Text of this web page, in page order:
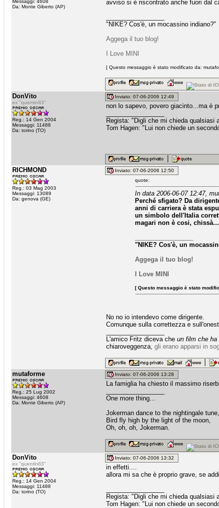
Messaggi: 4608
Da: Monte Giberto (AP)
avviso si è riscontrato anche fuori dal
"NIKE? Cos'è, un mocassino indiano?"
Aggega il tuo blog!
I Love MINI
[ Questo messaggio è stato modificato da:
DonVito
ex "quentin83"
Reg.: 14 Gen 2004
Messaggi: 11488
Da: torino (TO)
Inviato: 07-06-2006 12:49
non lo sapevo, povero giacinto...ma è
Regista: "Digli che mi chieda qualsiasi
Tom Hagen: "Lui non chiede un
RICHMOND
Reg.: 03 Mag 2003
Messaggi: 13089
Da: genova (GE)
Inviato: 07-06-2006 12:50
quote:
In data 2006-06-07 12:47,
Perché sfigato? Da
anni di carriera è stata
un simbolo dell'Italia
magari non è cosi, chissà...
"NIKE? Cos'è, un
Aggega il tuo blog!
I Love MINI
[ Questo messaggio è stato
No no io intendevo come dirigente.
Comunque sulla correttezza e
L'amico Fritz diceva che un film che ha
chiaroveggenza, gli erano apparsi in
mutaforme
Reg.: 25 Lug 2002
Messaggi: 4608
Da: Monte Giberto (AP)
Inviato: 07-06-2006 13:28
La famiglia ha chiesto il massimo
One more thing...
Jokerman dance to the nightingale tune,
Bird fly high by the light of the moon,
Oh, oh, oh, Jokerman.
DonVito
ex "quentin83"
Reg.: 14 Gen 2004
Messaggi: 11488
Da: torino (TO)
Inviato: 07-06-2006 13:32
in effetti....
allora mi sa che è proprio grave, se
Regista: "Digli che mi chieda qualsiasi
Tom Hagen: "Lui non chiede un